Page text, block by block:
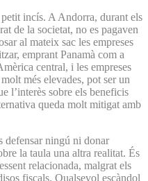
incís. A Andorra, durant els
de la societat, no es pagaven
al mateix sac les empreses
emprant Panamà com a
central, i les empreses
més elevades, pot ser un
l’interès sobre els beneficis
queda molt mitigat amb
defensar ningú ni donar
la taula una altra realitat. És
relacionada, malgrat els
fiscals. Qualsevol escàndol